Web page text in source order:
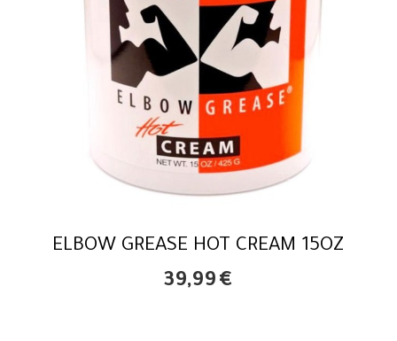
ELBOW GREASE HOT CREAM 15OZ
39,99 €